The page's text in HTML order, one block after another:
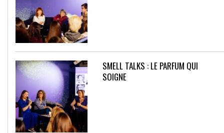
SMELL TALKS : LE PARFUM QUI
SOIGNE